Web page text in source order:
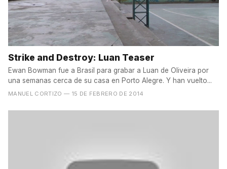
Strike and Destroy: Luan Teaser
Ewan Bowman fue a Brasil para grabar a Luan de Oliveira por
una semanas cerca de su casa en Porto Alegre. Y han vuelto...
MANUEL CORTIZO — 15 DE FEBRERO DE 2014